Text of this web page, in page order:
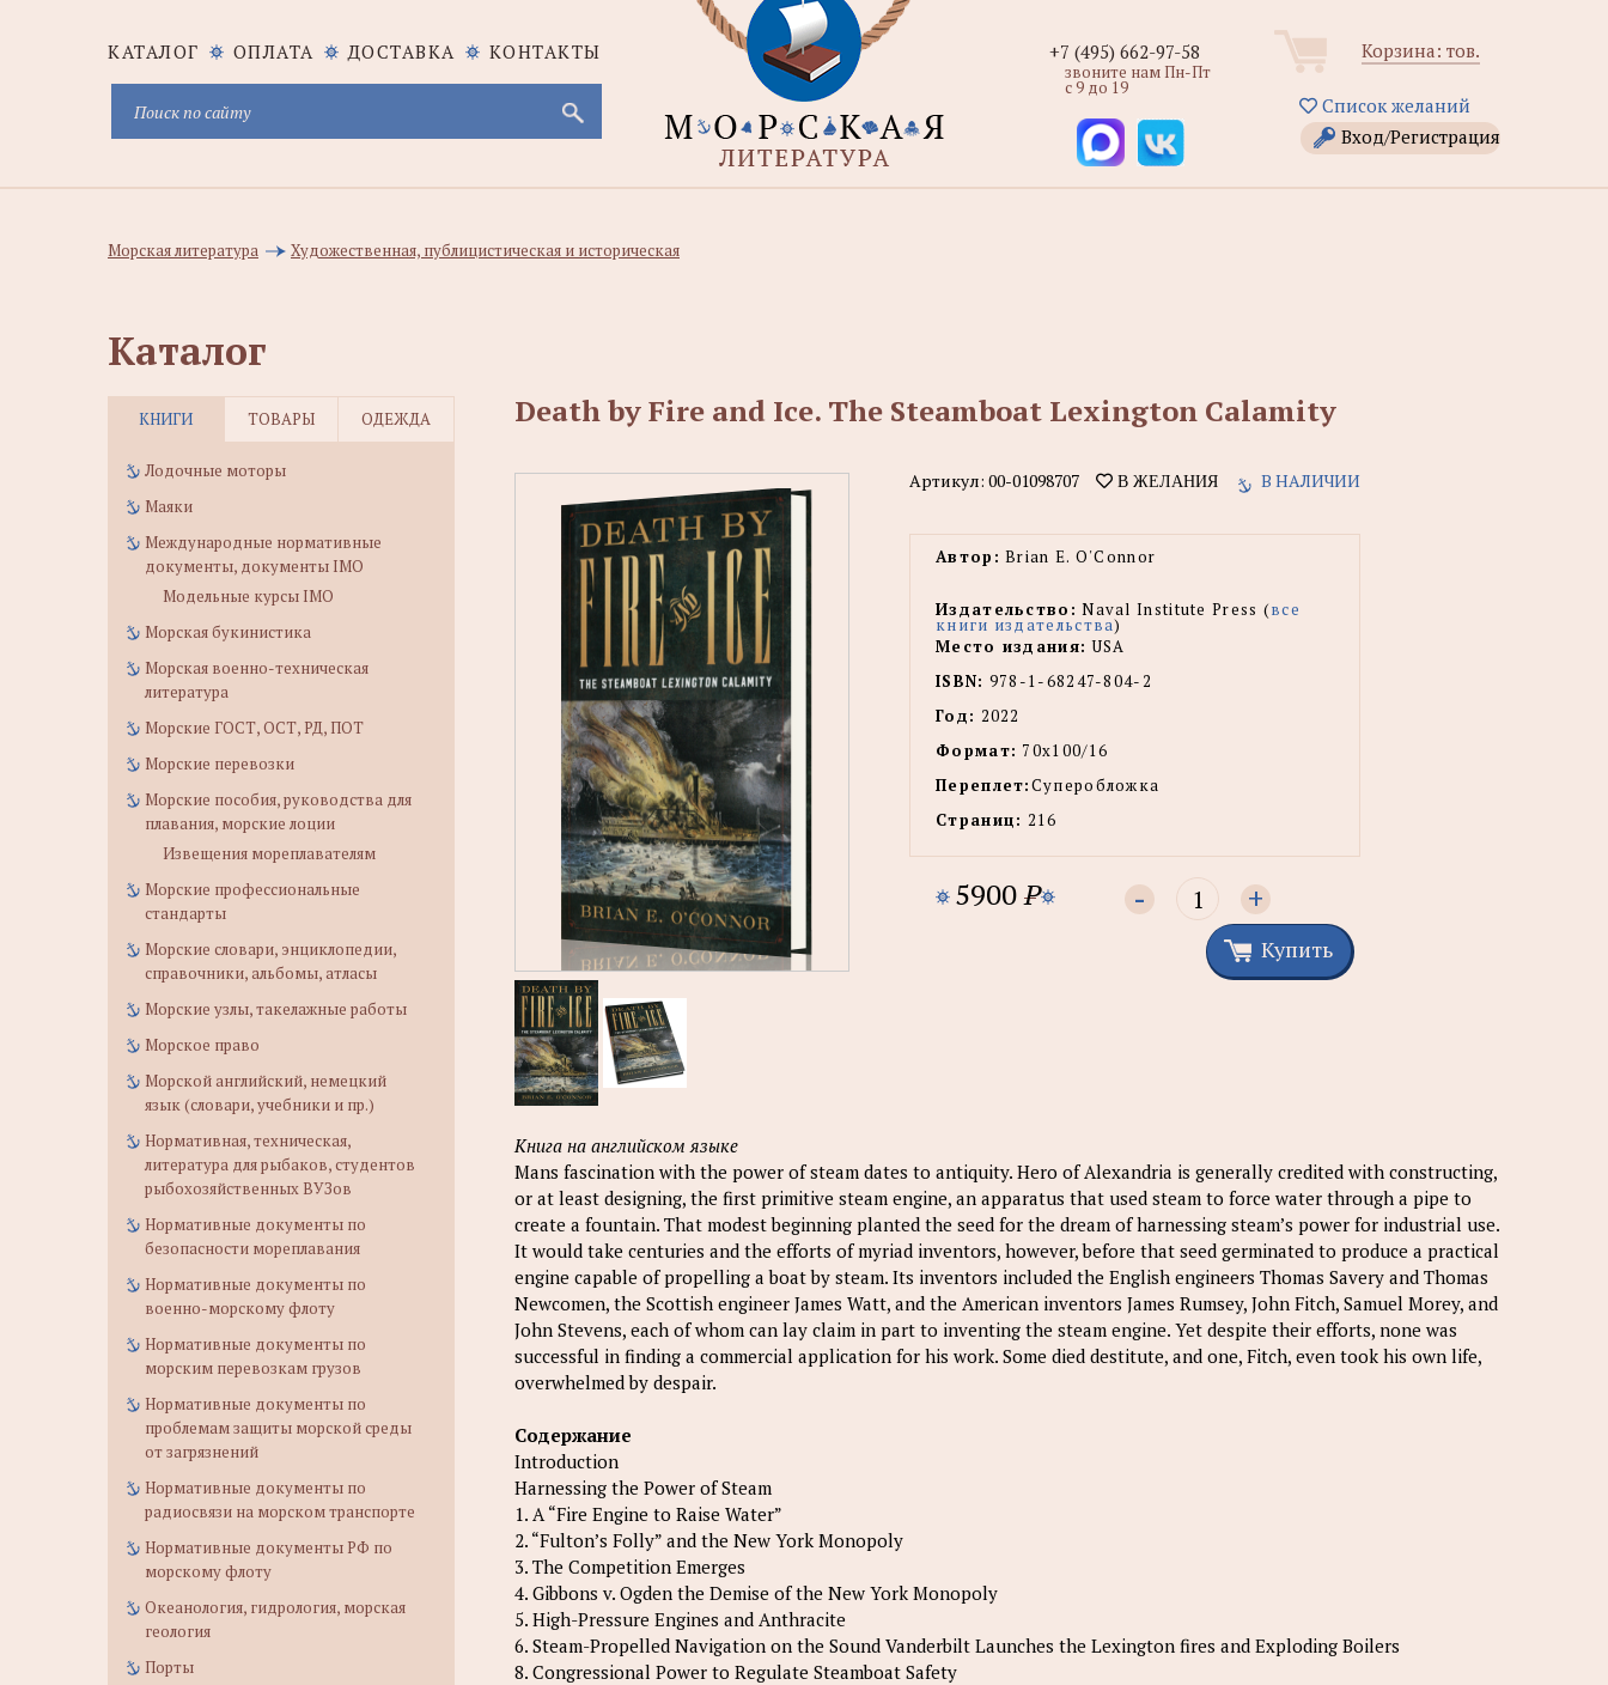
КАТАЛОГ ОПЛАТА ДОСТАВКА КОНТАКТЫ Корзина: тов.
Список желаний
Вход/Регистрация
+7 (495) 662-97-58
звоните нам Пн-Пт
с 9 до 19
Морская литература Художественная, публицистическая и историческая
Каталог
КНИГИ ТОВАРЫ ОДЕЖДА
Лодочные моторы
Маяки
Международные нормативные
документы, документы IMO
Модельные курсы IMO
Морская букинистика
Морская военно-техническая
литература
Морские ГОСТ, ОСТ, РД, ПОТ
Морские перевозки
Морские пособия, руководства для
плавания, морские лоции
Извещения мореплавателям
Морские профессиональные
стандарты
Морские словари, энциклопедии,
справочники, альбомы, атласы
Морские узлы, такелажные работы
Морское право
Морской английский, немецкий
язык (словари, учебники и пр.)
Нормативная, техническая,
литература для рыбаков, студентов
рыбохозяйственных ВУЗов
Нормативные документы по
безопасности мореплавания
Нормативные документы по
военно-морскому флоту
Нормативные документы по
морским перевозкам грузов
Нормативные документы по
проблемам защиты морской среды
от загрязнений
Нормативные документы по
радиосвязи на морском транспорте
Нормативные документы РФ по
морскому флоту
Океанология, гидрология, морская
геология
Порты
Death by Fire and Ice. The Steamboat Lexington Calamity
Артикул: 00-01098707 В ЖЕЛАНИЯ В НАЛИЧИИ
Автор: Brian E. O'Connor
Издательство: Naval Institute Press (все
книги издательства)
Место издания: USA
ISBN: 978-1-68247-804-2
Год: 2022
Формат: 70х100/16
Переплет:Суперобложка
Страниц: 216
5900P - +
Купить
Книга на английском языке
Mans fascination with the power of steam dates to antiquity. Hero of Alexandria is generally credited with constructing,
or at least designing, the first primitive steam engine, an apparatus that used steam to force water through a pipe to
create a fountain. That modest beginning planted the seed for the dream of harnessing steam’s power for industrial use.
It would take centuries and the efforts of myriad inventors, however, before that seed germinated to produce a practical
engine capable of propelling a boat by steam. Its inventors included the English engineers Thomas Savery and Thomas
Newcomen, the Scottish engineer James Watt, and the American inventors James Rumsey, John Fitch, Samuel Morey, and
John Stevens, each of whom can lay claim in part to inventing the steam engine. Yet despite their efforts, none was
successful in finding a commercial application for his work. Some died destitute, and one, Fitch, even took his own life,
overwhelmed by despair.
Содержание
Introduction
Harnessing the Power of Steam
1. A “Fire Engine to Raise Water”
2. “Fulton’s Folly” and the New York Monopoly
3. The Competition Emerges
4. Gibbons v. Ogden the Demise of the New York Monopoly
5. High-Pressure Engines and Anthracite
6. Steam-Propelled Navigation on the Sound Vanderbilt Launches the Lexington fires and Exploding Boilers
8. Congressional Power to Regulate Steamboat Safety